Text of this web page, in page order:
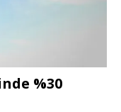
%30